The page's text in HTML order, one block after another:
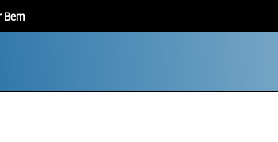
Bem